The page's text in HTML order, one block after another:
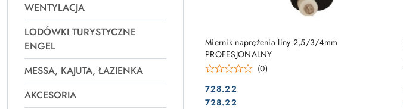
WENTYLACJA
LODÓWKI TURYSTYCZNE
ENGEL
MESSA, KAJUTA, ŁAZIENKA
AKCESORIA
Miernik naprężenia liny 2,5/3/4mm
PROFESJONALNY
(0)
Cena:
728.22
Cena:
728.22
DO KOSZYKA